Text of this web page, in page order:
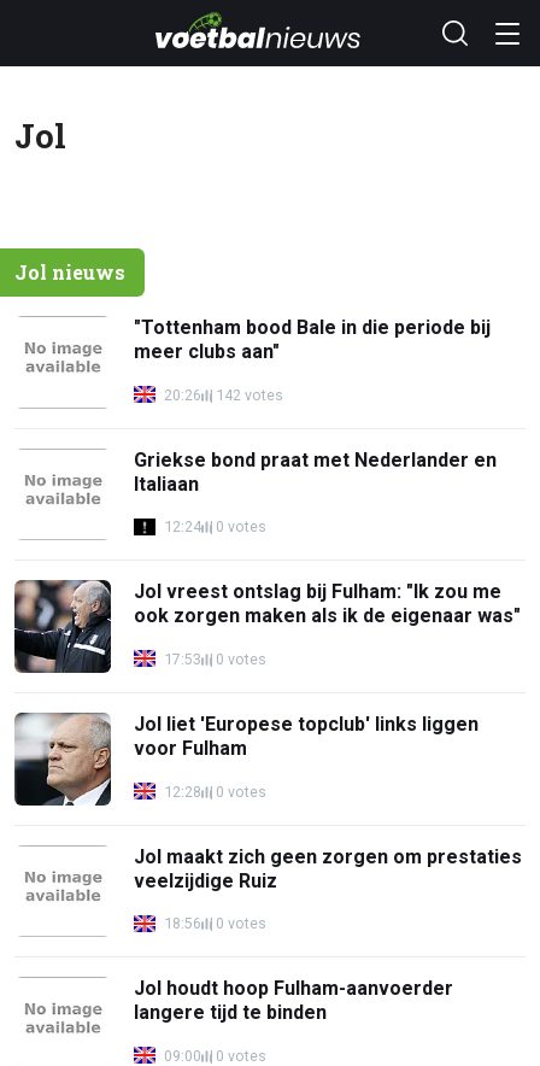
Jol
Jol nieuws
"Tottenham bood Bale in die periode bij
meer clubs aan"
20:26 142 votes
Griekse bond praat met Nederlander en
Italiaan
12:24 0 votes
Jol vreest ontslag bij Fulham: "Ik zou me
ook zorgen maken als ik de eigenaar was"
17:53 0 votes
Jol liet 'Europese topclub' links liggen
voor Fulham
12:28 0 votes
Jol maakt zich geen zorgen om prestaties
veelzijdige Ruiz
18:56 0 votes
Jol houdt hoop Fulham-aanvoerder
langere tijd te binden
09:00 0 votes